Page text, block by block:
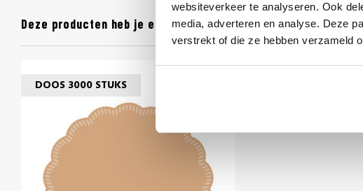
websiteverkeer te analyseren. Ook
media, adverteren en analyse. Deze
verstrekt of die ze hebben verzameld
Deze producten heb je eerder bekeken
DOOS 3000 STUKS